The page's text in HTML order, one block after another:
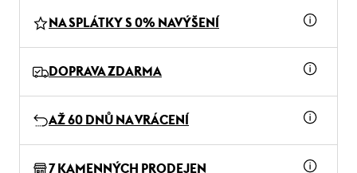
NA SPLÁTKY S 0% NAVÝŠENÍ
DOPRAVA ZDARMA
AŽ 60 DNŮ NA VRÁCENÍ
7 KAMENNÝCH PRODEJEN